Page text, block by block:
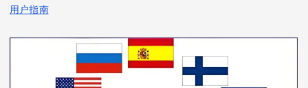
用户指南